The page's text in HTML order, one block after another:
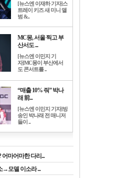
[뉴스엔 이재하 기자]스
트레이 키즈 새 미니 앨
범 &..
MC몽, 서울 찍고 부
산서도 ...
[뉴스엔 이민지 기
자]MC몽이 부산에서
도 콘서트를 ..
“매출 10% 줘” 박나
래 前...
[뉴스엔 이민지 기자]방
송인 박나래 전 매니저
들이 ..
어마어마한 다리...
→모델 이소라 ...